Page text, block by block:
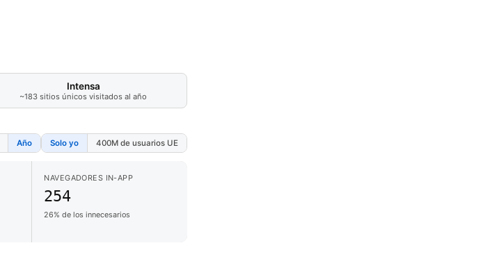
Intensa
~183 sitios únicos visitados al año
Año Solo yo 400M de usuarios UE
NAVEGADORES IN-APP
254
26% de los innecesarios